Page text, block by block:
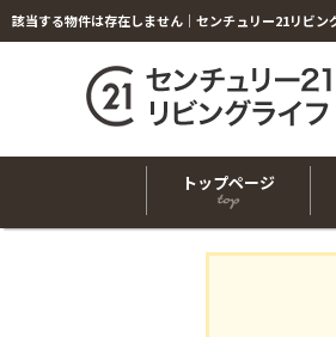
該当する物件は存在しません｜センチュリー21リビン
トップページ